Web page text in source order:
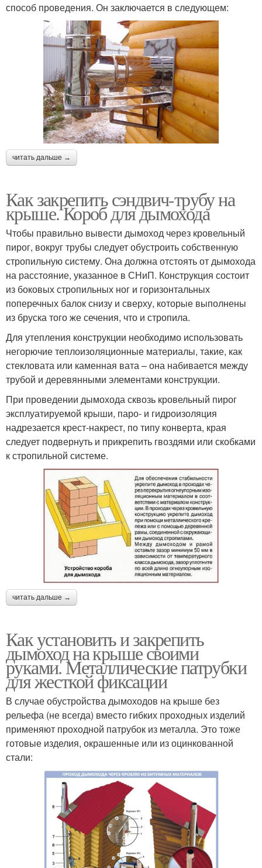
способ проведения. Он заключается в следующем:
читать дальше →
Как закрепить сэндвич-трубу на
крыше. Короб для дымохода
Чтобы правильно вывести дымоход через кровельный
пирог, вокруг трубы следует обустроить собственную
стропильную систему. Она должна отстоять от дымохода
на расстояние, указанное в СНиП. Конструкция состоит
из боковых стропильных ног и горизонтальных
поперечных балок снизу и сверху, которые выполнены
из бруска того же сечения, что и стропила.
Для утепления конструкции необходимо использовать
негорючие теплоизоляционные материалы, такие, как
стекловата или каменная вата – она набивается между
трубой и деревянными элементами конструкции.
При проведении дымохода сквозь кровельный пирог
эксплуатируемой крыши, паро- и гидроизоляция
надрезается крест-накрест, по типу конверта, края
следует подвернуть и прикрепить гвоздями или скобками
к стропильной системе.
читать дальше →
Как установить и закрепить
дымоход на крыше своими
руками. Металлические патрубки
для жесткой фиксации
В случае обустройства дымоходов на крыше без
рельефа (не всегда) вместо гибких проходных изделий
применяют проходной патрубок из металла. Это тоже
готовые изделия, окрашенные или из оцинкованной
стали: